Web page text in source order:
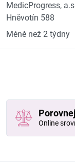
MedicProgress,
Hněvotín 588
Méně než 2 týdny
Online